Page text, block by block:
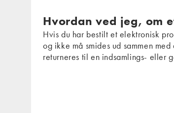
Hvordan ved jeg, om
Hvis du har bestilt et elektronisk
og ikke må smides ud sammen
returneres til en indsamlings- eller